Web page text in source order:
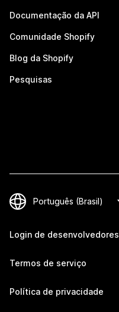
Documentação da API
Comunidade Shopify
Blog da Shopify
Pesquisas
Login de desenvolvedores
Termos de serviço
Política de privacidade